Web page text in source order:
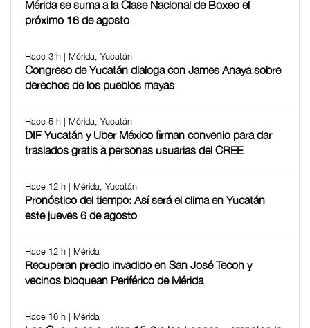
Mérida se suma a la Clase Nacional de Boxeo el
próximo 16 de agosto
Hace 3 h | Mérida, Yucatán
Congreso de Yucatán dialoga con James Anaya sobre
derechos de los pueblos mayas
Hace 5 h | Mérida, Yucatán
DIF Yucatán y Uber México firman convenio para dar
traslados gratis a personas usuarias del CREE
Hace 12 h | Mérida, Yucatán
Pronóstico del tiempo: Así será el clima en Yucatán
este jueves 6 de agosto
Hace 12 h | Mérida
Recuperan predio invadido en San José Tecoh y
vecinos bloquean Periférico de Mérida
Hace 16 h | Mérida